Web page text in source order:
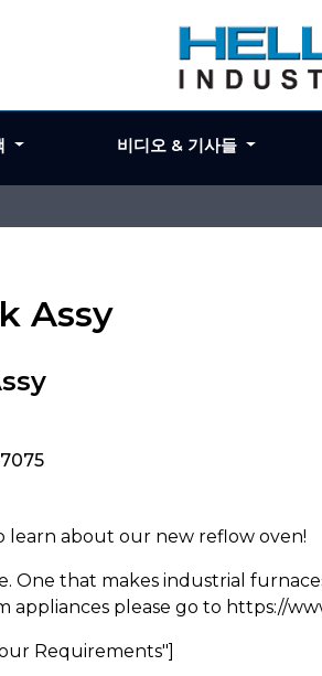
Assy
learn about our new reflow oven!
One that makes industrial
please go to https://
Requirements"]
비디오 & 기사들